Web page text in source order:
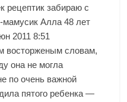
рецептик забираю с
мамусик Алла 48 лет
2011 8:51
восторженым словам,
она не могла
по очень важной
пятого ребенка —